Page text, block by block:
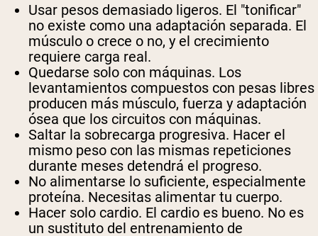
Usar pesos demasiado ligeros. El "tonificar"
no existe como una adaptación separada. El
músculo o crece o no, y el crecimiento
requiere carga real.
Quedarse solo con máquinas. Los
levantamientos compuestos con pesas libres
producen más músculo, fuerza y adaptación
ósea que los circuitos con máquinas.
Saltar la sobrecarga progresiva. Hacer el
mismo peso con las mismas repeticiones
durante meses detendrá el progreso.
No alimentarse lo suficiente, especialmente
proteína. Necesitas alimentar tu cuerpo.
Hacer solo cardio. El cardio es bueno. No es
un sustituto del entrenamiento de